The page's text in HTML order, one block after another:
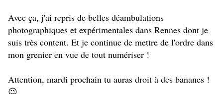
Avec ça, j'ai repris de belles déambulations
photographiques et expérimentales dans Rennes dont je
suis très content. Et je continue de mettre de l'ordre dans
mon grenier en vue de tout numériser !
Attention, mardi prochain tu auras droit à des bananes !
😉